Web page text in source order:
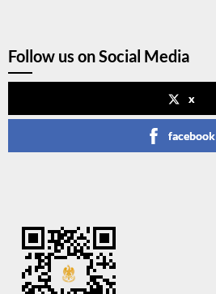
Follow us on Social Media
x
facebook